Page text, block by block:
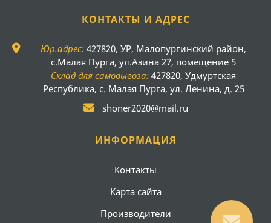
КОНТАКТЫ И АДРЕС
Юр.адрес: 427820, УР, Малопургинский район,
с.Малая Пурга, ул.Азина 27, помещение 5
Склад для самовывоза: 427820, Удмуртская
Республика, с. Малая Пурга, ул. Ленина, д. 25
shoner2020@mail.ru
ИНФОРМАЦИЯ
Контакты
Карта сайта
Производители